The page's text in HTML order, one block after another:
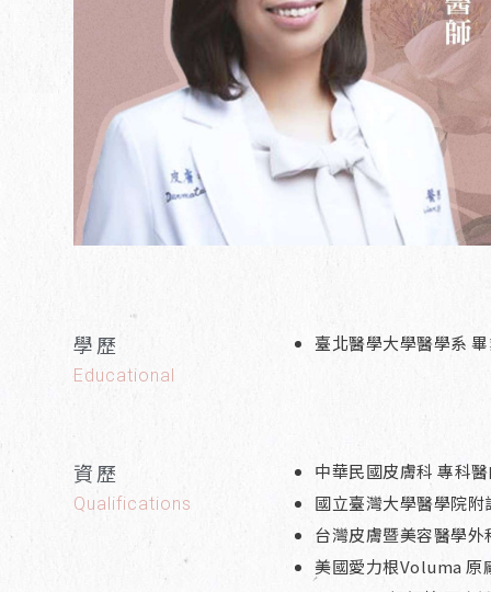
學歷
Educational
臺北醫學大學醫學系
資歷
Qualifications
中華民國皮膚科 專科
國立臺灣大學醫學院
台灣皮膚暨美容醫學
美國愛力根Voluma 原